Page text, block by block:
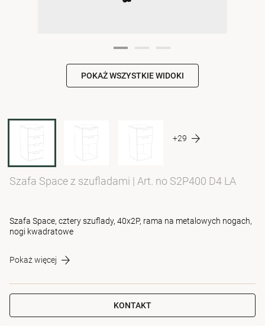
POKAŻ WSZYSTKIE WIDOKI
+29
Szafa Space z szufladami | Art. no S2P400 D4 LA
Szafa Space, cztery szuflady, 40x2P, rama na metalowych nogach,
nogi kwadratowe
Pokaż więcej
KONTAKT